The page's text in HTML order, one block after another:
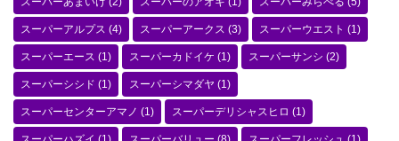
スーパーアルプス (4) スーパーアークス (3) スーパーウエスト (1)
スーパーエース (1) スーパーカドイケ (1) スーパーサンシ (2)
スーパーシシド (1) スーパーシマダヤ (1)
スーパーセンターアマノ (1) スーパーデリシャスヒロ (1)